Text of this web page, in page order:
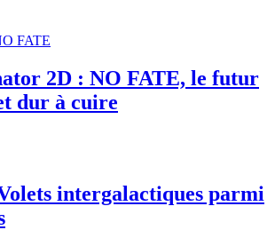
2D : NO FATE, le futur
dur à cuire
intergalactiques parmi